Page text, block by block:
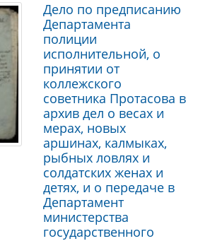
Дело по предписанию
Департамента
полиции
исполнительной, о
принятии от
коллежского
советника Протасова в
архив дел о весах и
мерах, новых
аршинах, калмыках,
рыбных ловлях и
солдатских женах и
детях, и о передаче в
Департамент
министерства
государственного